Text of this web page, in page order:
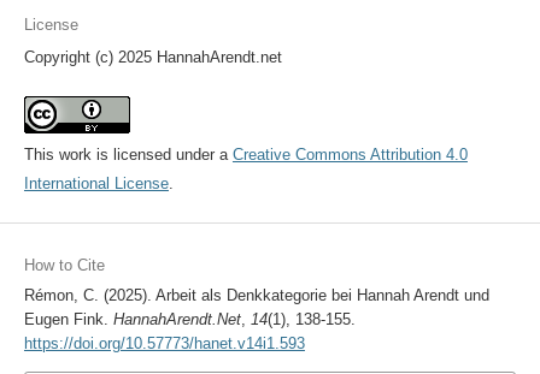
License
Copyright (c) 2025 HannahArendt.net
This work is licensed under a Creative Commons Attribution 4.0
International License.
How to Cite
Rémon, C. (2025). Arbeit als Denkkategorie bei Hannah Arendt und
Eugen Fink. HannahArendt.Net, 14(1), 138-155.
https://doi.org/10.57773/hanet.v14i1.593